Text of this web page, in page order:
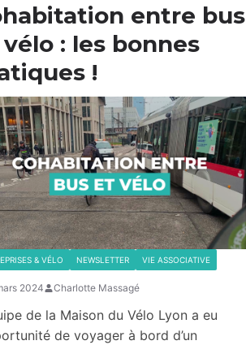
entre bus
: les bonnes
!
& VÉLO NEWSLETTER VIE ASSOCIATIVE
2024 Charlotte Massagé
de la Maison du Vélo Lyon a eu
de voyager à bord d’un